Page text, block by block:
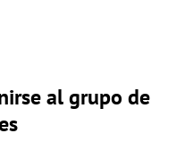
al grupo de